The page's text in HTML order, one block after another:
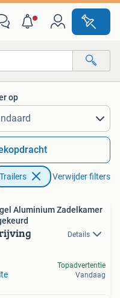
op
Trailers Verwijder filters
Details
Topadvertentie
Vandaag